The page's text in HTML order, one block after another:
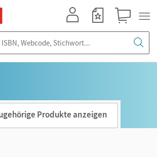
Produkte anzeigen